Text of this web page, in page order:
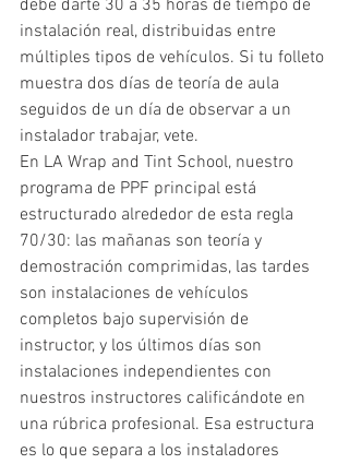
debe darte 30 a 35 horas de tiempo de
instalación real, distribuidas entre
múltiples tipos de vehículos. Si tu folleto
muestra dos días de teoría de aula
seguidos de un día de observar a un
instalador trabajar, vete.
En LA Wrap and Tint School, nuestro
programa de PPF principal está
estructurado alrededor de esta regla
70/30: las mañanas son teoría y
demostración comprimidas, las tardes
son instalaciones de vehículos
completos bajo supervisión de
instructor, y los últimos días son
instalaciones independientes con
nuestros instructores calificándote en
una rúbrica profesional. Esa estructura
es lo que separa a los instaladores